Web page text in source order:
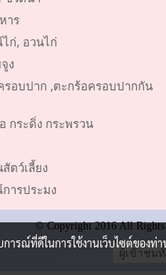
าร
ก่, อวนไก่
ง
รอบปาก ,ตะกร้อครอบปากกัน
กระดิ่ง กระพรวน
สัตว์เลี้ยง
ารประมง
© Copyright 2016 All
ผู้เข้าชม
รณ์ที่ดีในการใช้งานเว็บไซต์ของท่